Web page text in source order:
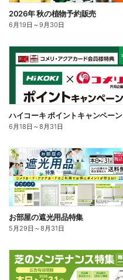
2026年 秋の植物予約販売
6月19日 ～9月30日
ハイコーキ ポイントキャンペーン
6月18日 ～8月31日
お部屋の遮光用品特集
5月29日 ～8月31日